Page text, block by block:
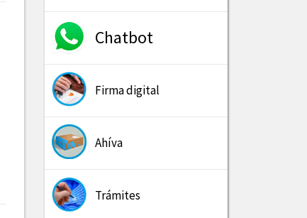
Chatbot
Firma digital
Ahíva
Trámites